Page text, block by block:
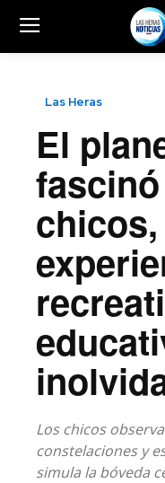
Las Heras
El
Los chicos
constelaciones y
simula la bóveda